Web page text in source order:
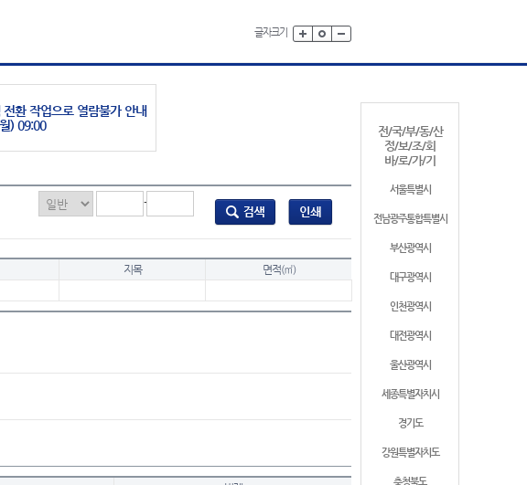
글자크기
전/국/부/동/산
정/보/조/회
바/로/가/기
서울특별시
전남광주통합특별시
부산광역시
대구광역시
인천광역시
대전광역시
울산광역시
세종특별자치시
경기도
강원특별자치도
충청북도
환 작업으로 열람불가 안내
) 09:00
-
지목 면적(㎡)